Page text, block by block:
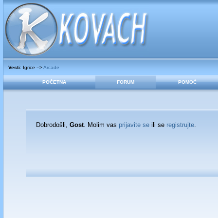
Vesti: Igrice -->Arcade
POČETNA FORUM POMOĆ
Dobrodošli,Gost. Molim vas prijavite se ili se registrujte.